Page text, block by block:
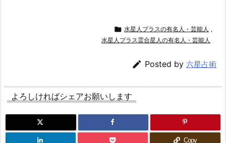
 水星人プラスの有名人・芸能人 ,
水星人プラス霊合星人の有名人・芸能人
 Posted by 六星占術
よろしければシェアお願いします
Copy